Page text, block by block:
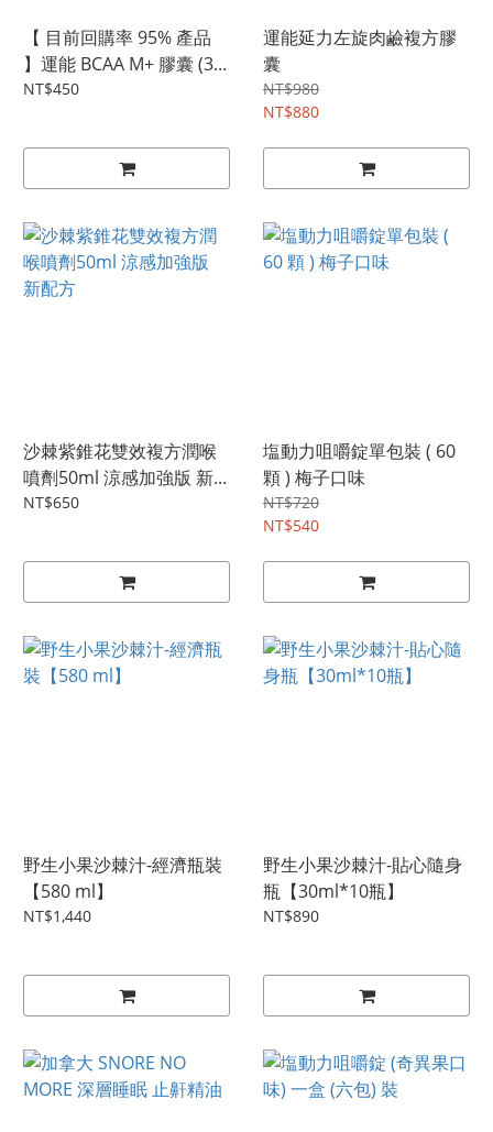
【 目前回購率 95% 產品
】運能 BCAA M+ 膠囊 (3...
NT$450
運能延力左旋肉鹼複方膠
囊
NT$980
NT$880
沙棘紫錐花雙效複方潤喉
噴劑50ml 涼感加強版 新...
NT$650
塩動力咀嚼錠單包裝 ( 60
顆 ) 梅子口味
NT$720
NT$540
野生小果沙棘汁-經濟瓶裝
【580 ml】
NT$1,440
野生小果沙棘汁-貼心隨身
瓶【30ml*10瓶】
NT$890